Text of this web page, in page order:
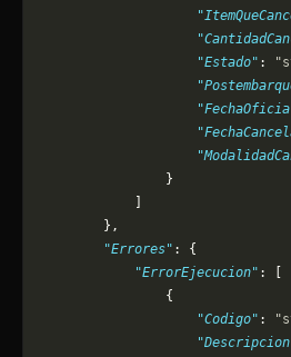
                    "Estado"
:
                }
        },
        "Errores"
: {
            "ErrorEjecucion"
: [
                {
                    "Codigo"
: